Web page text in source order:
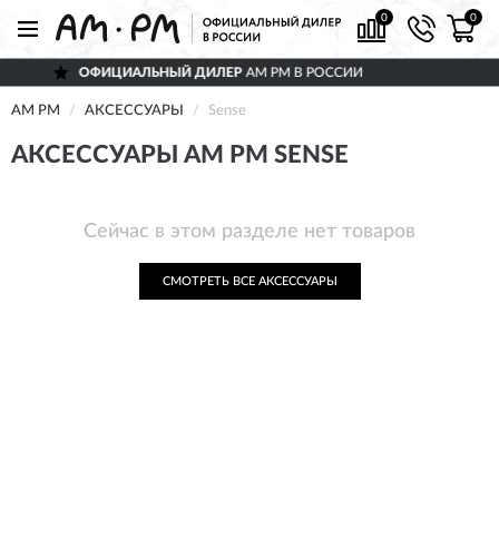
0 0
ОФИЦИАЛЬНЫЙ ДИЛЕР AM PM В РОССИИ
AM PM АКСЕССУАРЫ Sense
АКСЕССУАРЫ AM PM SENSE
Сейчас в этом разделе нет товаров
СМОТРЕТЬ ВСЕ АКСЕССУАРЫ